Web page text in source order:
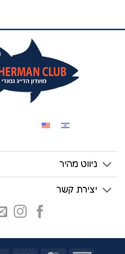
ניווט מהיר
יצירת קשר